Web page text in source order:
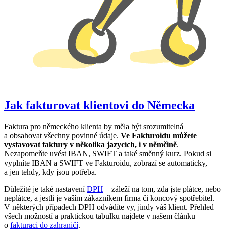
Jak fakturovat klientovi do Německa
Faktura pro německého klienta by měla být srozumitelná
a obsahovat všechny povinné údaje. Ve Fakturoidu můžete
vystavovat faktury v několika jazycích, i v němčině.
Nezapomeňte uvést IBAN, SWIFT a také směnný kurz. Pokud si
vyplníte IBAN a SWIFT ve Fakturoidu, zobrazí se automaticky,
a jen tehdy, kdy jsou potřeba.
Důležité je také nastaveníDPH – záleží na tom, zda jste plátce, nebo
neplátce, a jestli je vaším zákazníkem firma či koncový spotřebitel.
V některých případech DPH odvádíte vy, jindy váš klient. Přehled
všech možností a praktickou tabulku najdete v našem článku
o fakturaci do zahraničí.